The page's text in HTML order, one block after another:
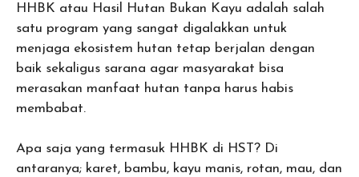
HHBK atau Hasil Hutan Bukan Kayu adalah salah
satu program yang sangat digalakkan untuk
menjaga ekosistem hutan tetap berjalan dengan
baik sekaligus sarana agar masyarakat bisa
merasakan manfaat hutan tanpa harus habis
membabat.
Apa saja yang termasuk HHBK di HST? Di
antaranya; karet, bambu, kayu manis, rotan, mau, dan